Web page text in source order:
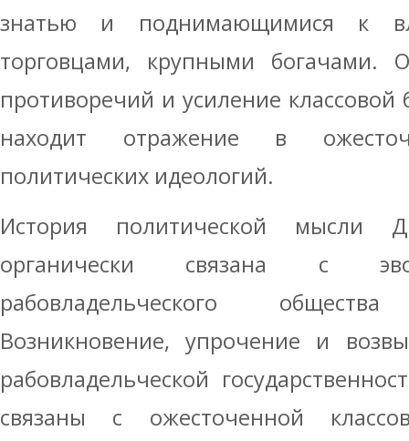
знатью и поднимающимися к
торговцами, крупными богачами.
противоречий и усиление классовой
находит отражение в
политических идеологий.
История политической мысли
органически связана с
рабовладельческого
Возникновение, упрочение и
рабовладельческой
связаны с ожесточенной